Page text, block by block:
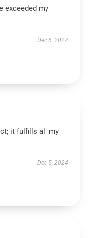
exceeded my
Dec 6, 2024
it fulfills all my
Dec 5, 2024